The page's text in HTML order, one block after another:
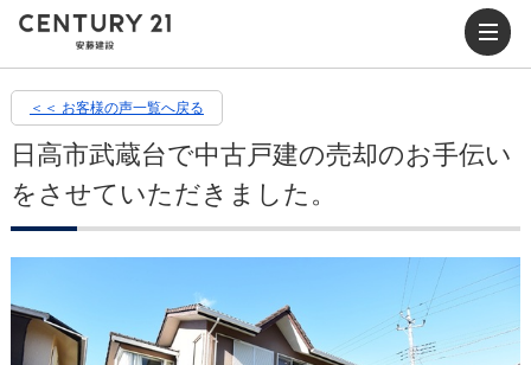
＜＜ お客様の声一覧へ戻る
日高市武蔵台で中古戸建の売却のお手伝い
をさせていただきました。